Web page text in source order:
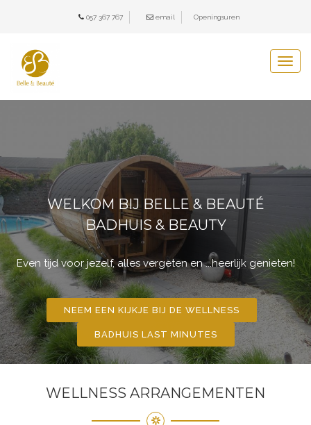
057 367 767 email Openingsuren
WELKOM BIJ BELLE & BEAUTÉ
BADHUIS & BEAUTY
Even tijd voor jezelf, alles vergeten en ...heerlijk genieten!
NEEM EEN KIJKJE BIJ DE WELLNESS
BADHUIS LAST MINUTES
WELLNESS ARRANGEMENTEN